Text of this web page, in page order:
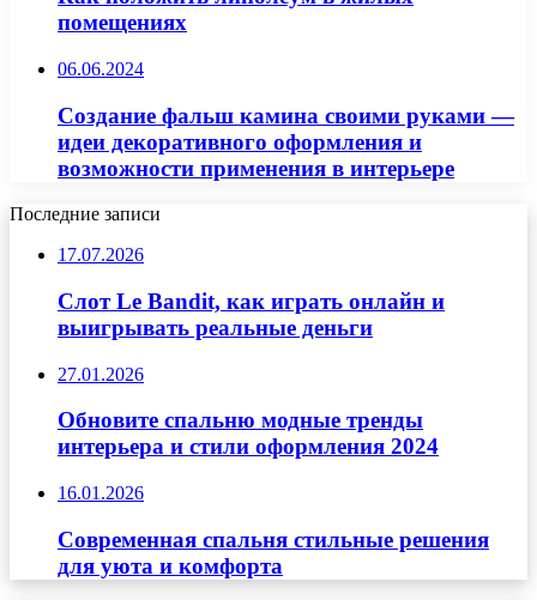
помещениях
06.06.2024
Создание фальш камина своими руками —
идеи декоративного оформления и
возможности применения в интерьере
Последние записи
17.07.2026
Слот Le Bandit, как играть онлайн и
выигрывать реальные деньги
27.01.2026
Обновите спальню модные тренды
интерьера и стили оформления 2024
16.01.2026
Современная спальня стильные решения
для уюта и комфорта